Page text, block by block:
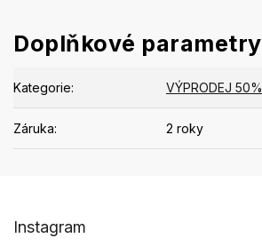
Doplňkové parametry
Kategorie: VÝPRODEJ 50%
Záruka: 2 roky
Instagram